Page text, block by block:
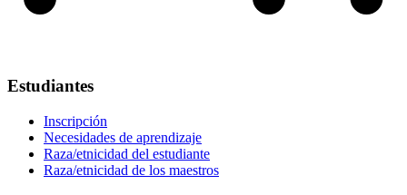
Estudiantes
Inscripción
Necesidades de aprendizaje
Raza/etnicidad del estudiante
Raza/etnicidad de los maestros